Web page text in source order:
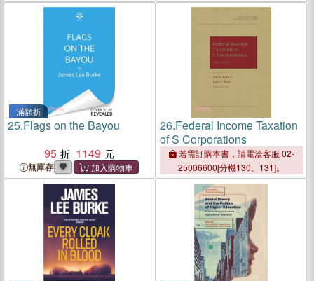
滿額折
25.Flags on the Bayou
95
1149
無庫存
26.Federal Income Taxation
of S Corporations
若需訂購本書，請電洽客服 02-
25006600[分機130、131]。